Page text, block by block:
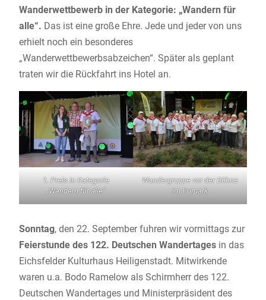
Wanderwettbewerb in der Kategorie: „Wandern für
alle“. Das ist eine große Ehre. Jede und jeder von uns
erhielt noch ein besonderes
„Wanderwettbewerbsabzeichen“. Später als geplant
traten wir die Rückfahrt ins Hotel an.
1. Preis in Kategorie
„Wandern für alle“
Wandergruppe vor der Bühne
im Kurpark
Sonntag, den 22. September fuhren wir vormittags zur
Feierstunde des 122. Deutschen Wandertagesin das
Eichsfelder Kulturhaus Heiligenstadt. Mitwirkende
waren u.a. Bodo Ramelow als Schirmherr des 122.
Deutschen Wandertages und Ministerpräsident des